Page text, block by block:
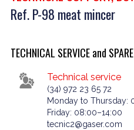
Ref. P-98 meat mincer
TECHNICAL SERVICE and
Technical service
(34) 972 23 65 72
Monday to Thursday:
Friday: 08:00–14:00
tecnic2@gaser.com